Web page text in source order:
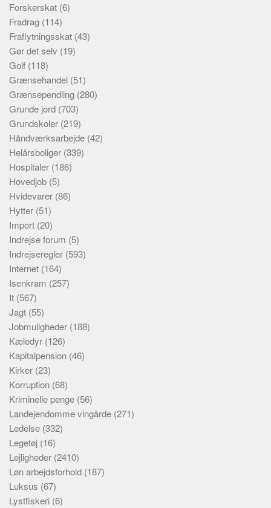
Forskerskat (6)
Fradrag (114)
Fraflytningsskat (43)
Gør det selv (19)
Golf (118)
Grænsehandel (51)
Grænsependling (280)
Grunde jord (703)
Grundskoler (219)
Håndværksarbejde (42)
Helårsboliger (339)
Hospitaler (186)
Hovedjob (5)
Hvidevarer (86)
Hytter (51)
Import (20)
Indrejse forum (5)
Indrejseregler (593)
Internet (164)
Isenkram (257)
It (567)
Jagt (55)
Jobmuligheder (188)
Kæledyr (126)
Kapitalpension (46)
Kirker (23)
Korruption (68)
Kriminelle penge (56)
Landejendomme vingårde (271)
Ledelse (332)
Legetøj (16)
Lejligheder (2410)
Løn arbejdsforhold (187)
Luksus (67)
Lystfiskeri (6)